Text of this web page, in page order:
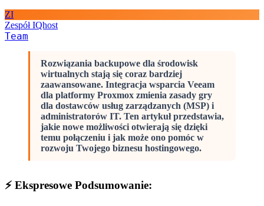
ZI
Zespół IQhost
Team
Rozwiązania backupowe dla środowisk
wirtualnych stają się coraz bardziej
zaawansowane. Integracja wsparcia Veeam
dla platformy Proxmox zmienia zasady gry
dla dostawców usług zarządzanych (MSP) i
administratorów IT. Ten artykuł przedstawia,
jakie nowe możliwości otwierają się dzięki
temu połączeniu i jak może ono pomóc w
rozwoju Twojego biznesu hostingowego.
⚡ Ekspresowe Podsumowanie: